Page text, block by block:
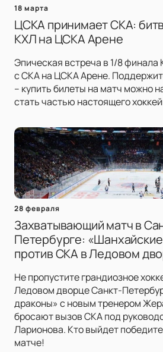
18 марта
ЦСКА принимает СКА:
КХЛ на ЦСКА Арене
Эпическая встреча в 1/8
с СКА на ЦСКА Арене.
– купить билеты на матч можно
стать частью настоящего
28 февраля
Захватывающий матч в
Петербурге:
против СКА в Ледовом
Не пропустите грандиозное
Ледовом дворце Санкт-
драконы» с новым тренером
бросают вызов СКА под
Ларионова. Кто выйдет
матче!